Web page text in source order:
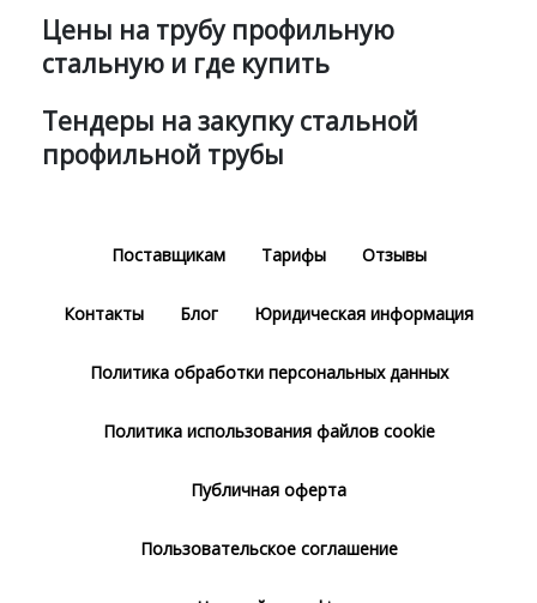
Цены на трубу профильную
стальную и где купить
Тендеры на закупку стальной
профильной трубы
Поставщикам Тарифы Отзывы
Контакты Блог Юридическая информация
Политика обработки персональных данных
Политика использования файлов cookie
Публичная оферта
Пользовательское соглашение